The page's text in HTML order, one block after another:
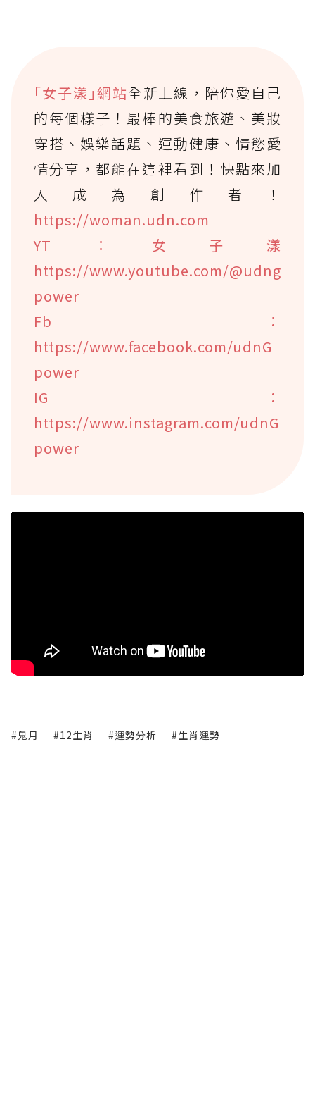
｢女子漾｣網站全新上線，陪你愛自己
的每個樣子！最棒的美食旅遊、美妝
穿搭、娛樂話題、運動健康、情慾愛
情分享，都能在這裡看到！快點來加
入成為創作者！
https://woman.udn.com
YT：女子漾
https://www.youtube.com/@udng
power
Fb：
https://www.facebook.com/udnG
power
IG：
https://www.instagram.com/udnG
power
#鬼月 #12生肖 #運勢分析 #生肖運勢